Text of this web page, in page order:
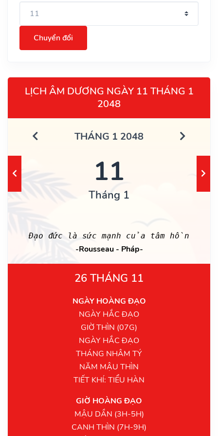
Chuyển đổi
LỊCH ÂM DƯƠNG NGÀY 11 THÁNG 1
2048
THÁNG 1 2048
11
Tháng 1
Đạo đức là sức mạnh của tâm hồn
-Rousseau - Pháp-
26 THÁNG 11
NGÀY HOÀNG ĐẠO
NGÀY HẮC ĐẠO
GIỜ THÌN (07G)
NGÀY HẮC ĐẠO
THÁNG NHÂM TÝ
NĂM MẬU THÌN
TIẾT KHÍ: TIỂU HÀN
GIỜ HOÀNG ĐẠO
MẬU DẦN (3H-5H)
CANH THÌN (7H-9H)